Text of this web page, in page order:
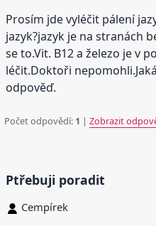
Prosím jde vyléčit pálení
jazyk?jazyk je na stranách
se to.Vit. B12 a železo je v
léčit.Doktoři
odpověď.
Počet odpovědí: 1 |Zobrazit
Ptřebuji poradit
Cempírek